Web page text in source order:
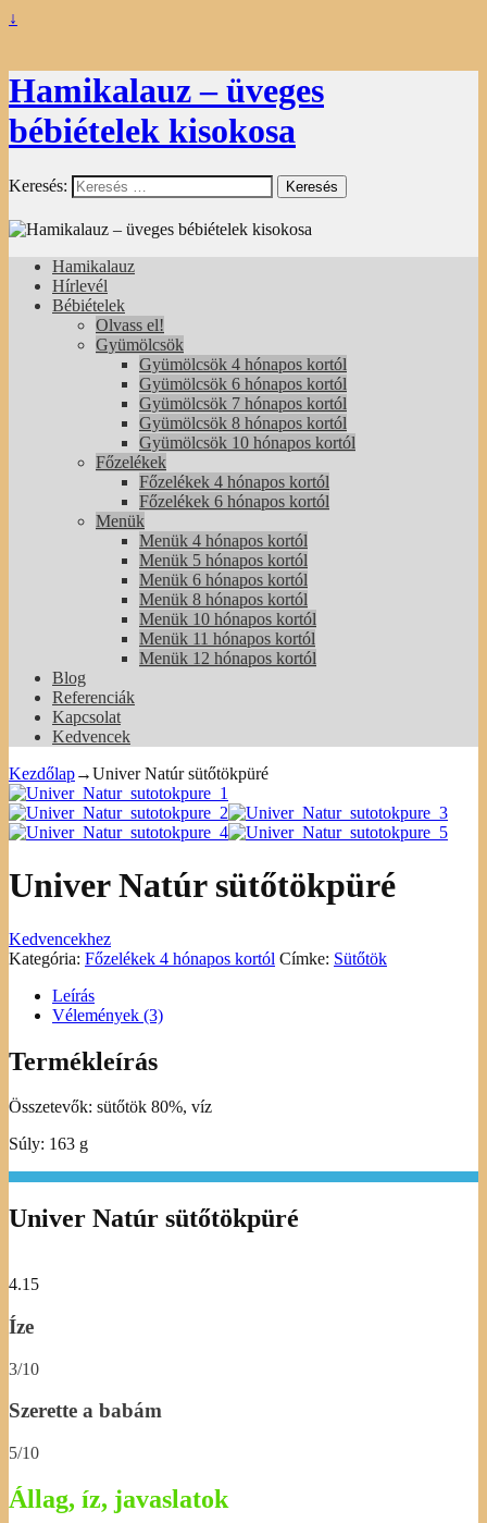
↓
Hamikalauz – üveges
bébiételek kisokosa
Keresés:
Hamikalauz
Hírlevél
Bébiételek
Olvass el!
Gyümölcsök
Gyümölcsök 4 hónapos kortól
Gyümölcsök 6 hónapos kortól
Gyümölcsök 7 hónapos kortól
Gyümölcsök 8 hónapos kortól
Gyümölcsök 10 hónapos kortól
Főzelékek
Főzelékek 4 hónapos kortól
Főzelékek 6 hónapos kortól
Menük
Menük 4 hónapos kortól
Menük 5 hónapos kortól
Menük 6 hónapos kortól
Menük 8 hónapos kortól
Menük 10 hónapos kortól
Menük 11 hónapos kortól
Menük 12 hónapos kortól
Blog
Referenciák
Kapcsolat
Kedvencek
Kezdőlap→Univer Natúr sütőtökpüré
Univer Natúr sütőtökpüré
Kedvencekhez
Kategória: Főzelékek 4 hónapos kortól Címke: Sütőtök
Leírás
Vélemények (3)
Termékleírás
Összetevők: sütőtök 80%, víz
Súly: 163 g
Univer Natúr sütőtökpüré
4.15
Íze
3/10
Szerette a babám
5/10
Állag, íz, javaslatok